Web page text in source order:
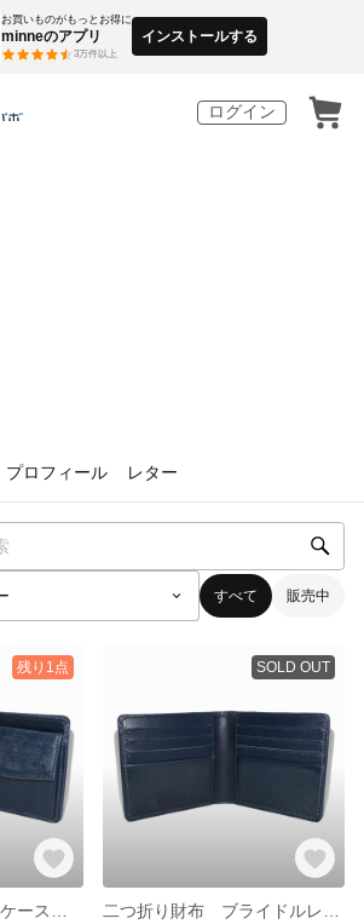
お買いものがもっとお得に
minneのアプリ
3万件以上
インストールする
ログイン
プロフィール レター
すべて 販売中
残り1点 SOLD OUT